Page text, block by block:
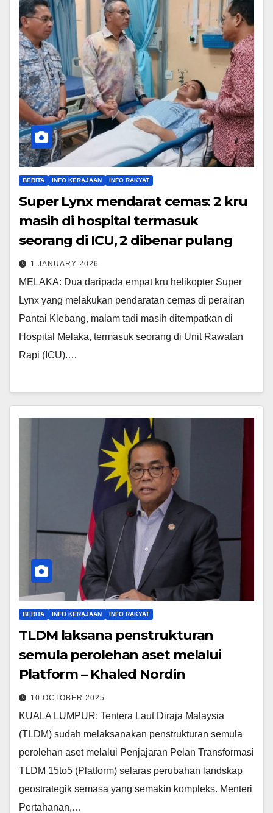
BERITA INFO KERAJAAN INFO RAKYAT
Super Lynx mendarat cemas: 2 kru
masih di hospital termasuk
seorang di ICU, 2 dibenar pulang
1 JANUARY 2026
MELAKA: Dua daripada empat kru helikopter Super
Lynx yang melakukan pendaratan cemas di perairan
Pantai Klebang, malam tadi masih ditempatkan di
Hospital Melaka, termasuk seorang di Unit Rawatan
Rapi (ICU).…
BERITA INFO KERAJAAN INFO RAKYAT
TLDM laksana penstrukturan
semula perolehan aset melalui
Platform – Khaled Nordin
10 OCTOBER 2025
KUALA LUMPUR: Tentera Laut Diraja Malaysia
(TLDM) sudah melaksanakan penstrukturan semula
perolehan aset melalui Penjajaran Pelan Transformasi
TLDM 15to5 (Platform) selaras perubahan landskap
geostrategik semasa yang semakin kompleks. Menteri
Pertahanan,…